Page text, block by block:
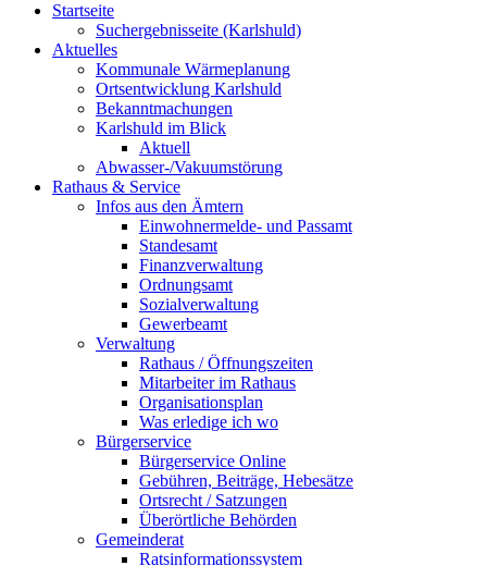
Startseite
Suchergebnisseite (Karlshuld)
Aktuelles
Kommunale Wärmeplanung
Ortsentwicklung Karlshuld
Bekanntmachungen
Karlshuld im Blick
Aktuell
Abwasser-/Vakuumstörung
Rathaus & Service
Infos aus den Ämtern
Einwohnermelde- und Passamt
Standesamt
Finanzverwaltung
Ordnungsamt
Sozialverwaltung
Gewerbeamt
Verwaltung
Rathaus / Öffnungszeiten
Mitarbeiter im Rathaus
Organisationsplan
Was erledige ich wo
Bürgerservice
Bürgerservice Online
Gebühren, Beiträge, Hebesätze
Ortsrecht / Satzungen
Überörtliche Behörden
Gemeinderat
Ratsinformationssystem